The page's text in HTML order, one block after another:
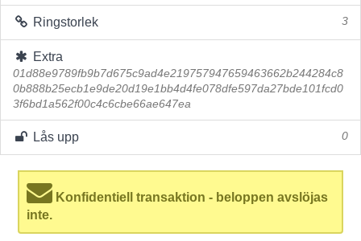
Ringstorlek 3
Extra
01d88e9789fb9b7d675c9ad4e219757947659463662b244284c8
0b888b25ecb1e9de20d19e1bb4d4fe078dfe597da27bde101fcd0
3f6bd1a562f00c4c6cbe66ae647ea
Lås upp 0
Konfidentiell transaktion - beloppen avslöjas
inte.